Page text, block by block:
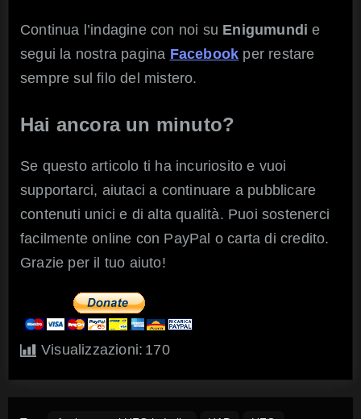
Continua l’indagine con noi su Enigumundi e
segui la nostra pagina Facebook per restare
sempre sul filo del mistero.
Hai ancora un minuto?
Se questo articolo ti ha incuriosito e vuoi
supportarci, aiutaci a continuare a pubblicare
contenuti unici e di alta qualità. Puoi sostenerci
facilmente online con PayPal o carta di credito.
Grazie per il tuo aiuto!
Visualizzazioni: 170